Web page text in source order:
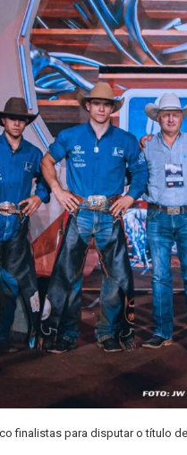
finalistas para disputar o título